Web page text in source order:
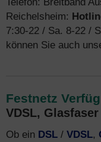
Reichelsheim:
7:30-22 / Sa. 8-22 /
können Sie auch
Festnetz
VDSL,
Ob ein DSL / VDSL,